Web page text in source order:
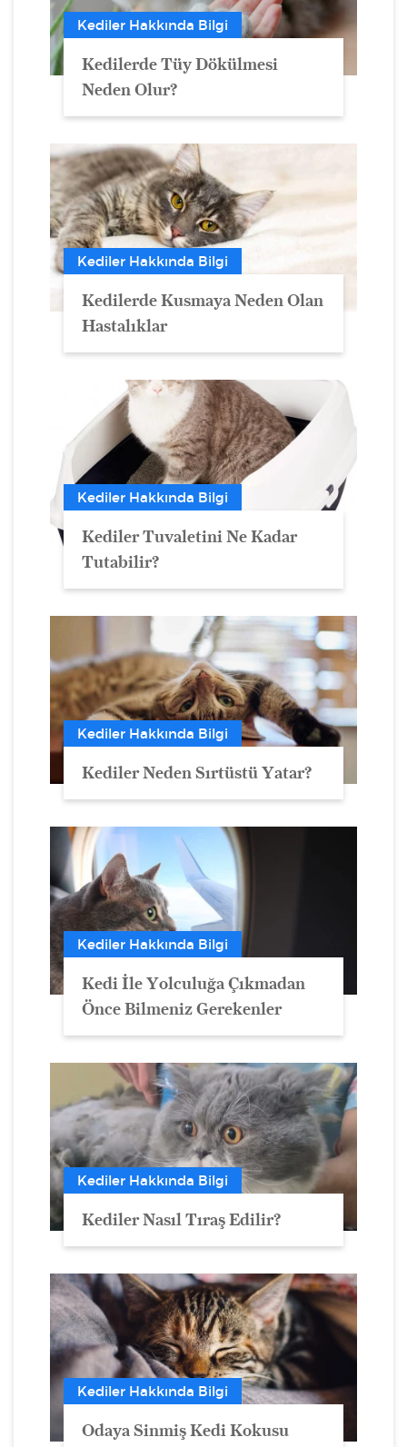
Kediler Hakkında Bilgi
Kedilerde Tüy Dökülmesi
Neden Olur?
Kediler Hakkında Bilgi
Kedilerde Kusmaya Neden Olan
Hastalıklar
Kediler Hakkında Bilgi
Kediler Tuvaletini Ne Kadar
Tutabilir?
Kediler Hakkında Bilgi
Kediler Neden Sırtüstü Yatar?
Kediler Hakkında Bilgi
Kedi İle Yolculuğa Çıkmadan
Önce Bilmeniz Gerekenler
Kediler Hakkında Bilgi
Kediler Nasıl Tıraş Edilir?
Kediler Hakkında Bilgi
Odaya Sinmiş Kedi Kokusu